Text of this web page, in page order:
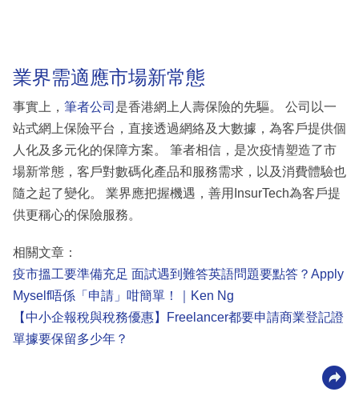
業界需適應市場新常態
事實上， 筆者公司 是香港網上人壽保險的先驅。 公司以一
站式網上保險平台，直接透過網絡及大數據，為客戶提供個
人化及多元化的保障方案。 筆者相信，是次疫情塑造了市
場新常態，客戶對數碼化產品和服務需求，以及消費體驗也
隨之起了變化。 業界應把握機遇，善用InsurTech為客戶提
供更稱心的保險服務。
相關文章：
疫市搵工要準備充足 面試遇到難答英語問題要點答？Apply
Myself唔係「申請」咁簡單！｜Ken Ng
【中小企報稅與稅務優惠】Freelancer都要申請商業登記證
單據要保留多少年？